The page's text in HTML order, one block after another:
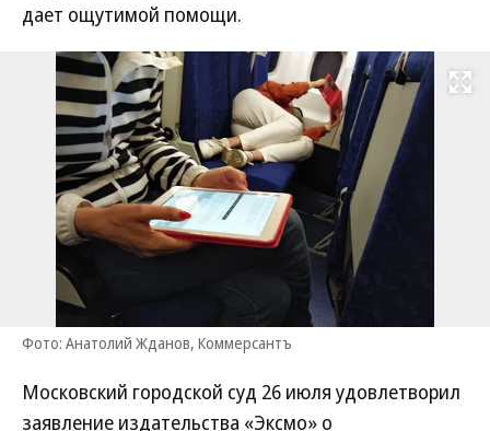
дает ощутимой помощи.
Развернуть
Фото: Анатолий Жданов, Коммерсантъ
Московский городской суд 26 июля удовлетворил
заявление издательства «Эксмо» о